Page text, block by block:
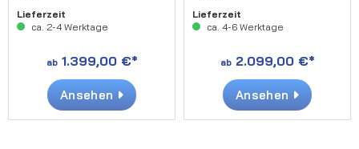
Lieferzeit
ca. 2-4 Werktage
ab1.399,00 €*
Ansehen
Lieferzeit
ca. 4-6 Werktage
ab2.099,00 €*
Ansehen